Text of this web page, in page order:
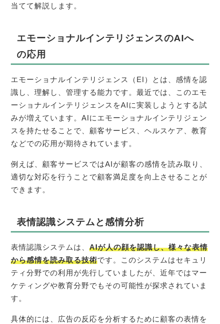
当てて解説します。
エモーショナルインテリジェンスのAIへ
の応用
エモーショナルインテリジェンス（EI）とは、感情を認
識し、理解し、管理する能力です。最近では、このエモ
ーショナルインテリジェンスをAIに実装しようとする試
みが増えています。AIにエモーショナルインテリジェン
スを持たせることで、顧客サービス、ヘルスケア、教育
などでの応用が期待されています。
例えば、顧客サービスではAIが顧客の感情を読み取り、
適切な対応を行うことで顧客満足度を向上させることが
できます。
表情認識システムと感情分析
表情認識システムは、AIが人の顔を認識し、様々な表情
から感情を読み取る技術です。このシステムはセキュリ
ティ分野での利用が先行していましたが、近年ではマー
ケティングや教育分野でもその可能性が探求されていま
す。
具体的には、広告の反応を分析するために顧客の表情を